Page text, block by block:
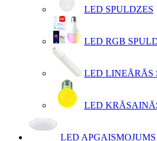
LED SPULDZES
LED RGB
LED LINEĀRĀS
LED
LED